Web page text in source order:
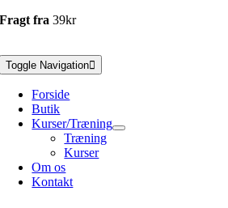
Fragt fra39kr
Toggle Navigation
Forside
Butik
Kurser/Træning
Træning
Kurser
Om os
Kontakt